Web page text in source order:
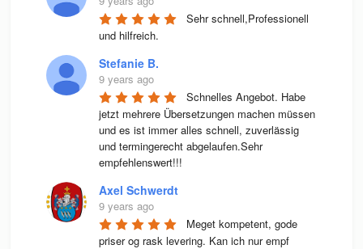
Sehr schnell,Professionell
und hilfreich.
Stefanie B.
9 years ago
Schnelles Angebot. Habe
jetzt mehrere Übersetzungen machen müssen
und es ist immer alles schnell, zuverlässig
und termingerecht abgelaufen.Sehr
empfehlenswert!!!
Axel Schwerdt
9 years ago
Meget kompetent, gode
priser og rask levering. Kan ich nur empf